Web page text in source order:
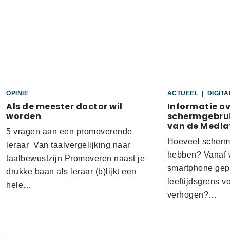
OPINIE
Als de meester doctor wil
worden
5 vragen aan een promoverende
leraar Van taalvergelijking naar
taalbewustzijn Promoveren naast je
drukke baan als leraar (b)lijkt een
hele…
ACTUEEL
Informatie
van de
Hoeveel
hebben?
smartphone
leeftijdsgrens
verhogen?…